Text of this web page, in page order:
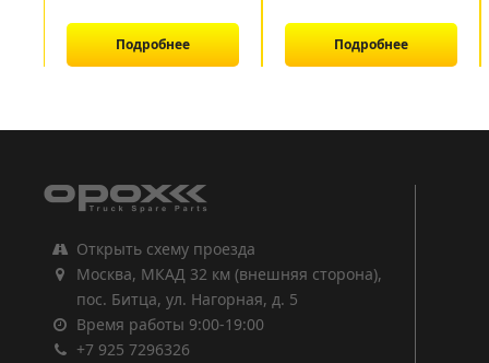
Подробнее Подробнее
Открыть схему проезда
Москва, МКАД 32 км (внешняя сторона),
пос. Битца, ул. Нагорная, д. 5
Время работы 9:00-19:00
+7 925 7296326